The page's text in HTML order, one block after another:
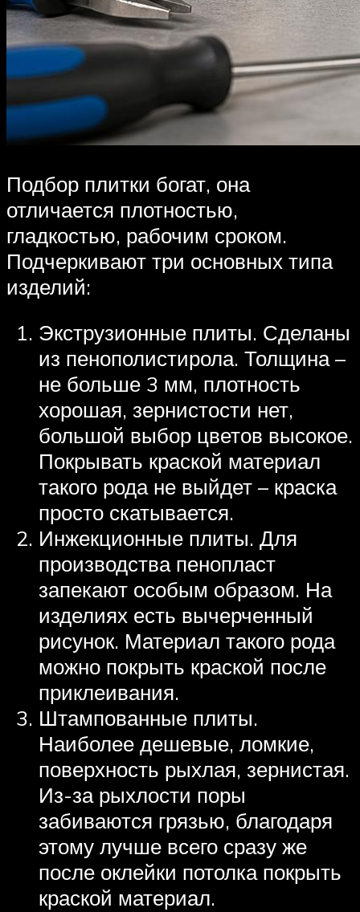
Подбор плитки богат, она
отличается плотностью,
гладкостью, рабочим сроком.
Подчеркивают три основных типа
изделий:
Экструзионные плиты. Сделаны
из пенополистирола. Толщина –
не больше 3 мм, плотность
хорошая, зернистости нет,
большой выбор цветов высокое.
Покрывать краской материал
такого рода не выйдет – краска
просто скатывается.
Инжекционные плиты. Для
производства пенопласт
запекают особым образом. На
изделиях есть вычерченный
рисунок. Материал такого рода
можно покрыть краской после
приклеивания.
Штампованные плиты.
Наиболее дешевые, ломкие,
поверхность рыхлая, зернистая.
Из-за рыхлости поры
забиваются грязью, благодаря
этому лучше всего сразу же
после оклейки потолка покрыть
краской материал.